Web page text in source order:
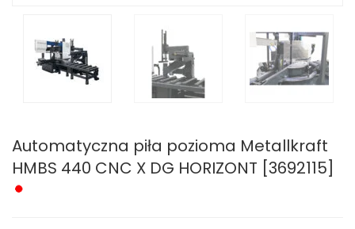
Automatyczna piła pozioma Metallkraft
HMBS 440 CNC X DG HORIZONT [3692115]